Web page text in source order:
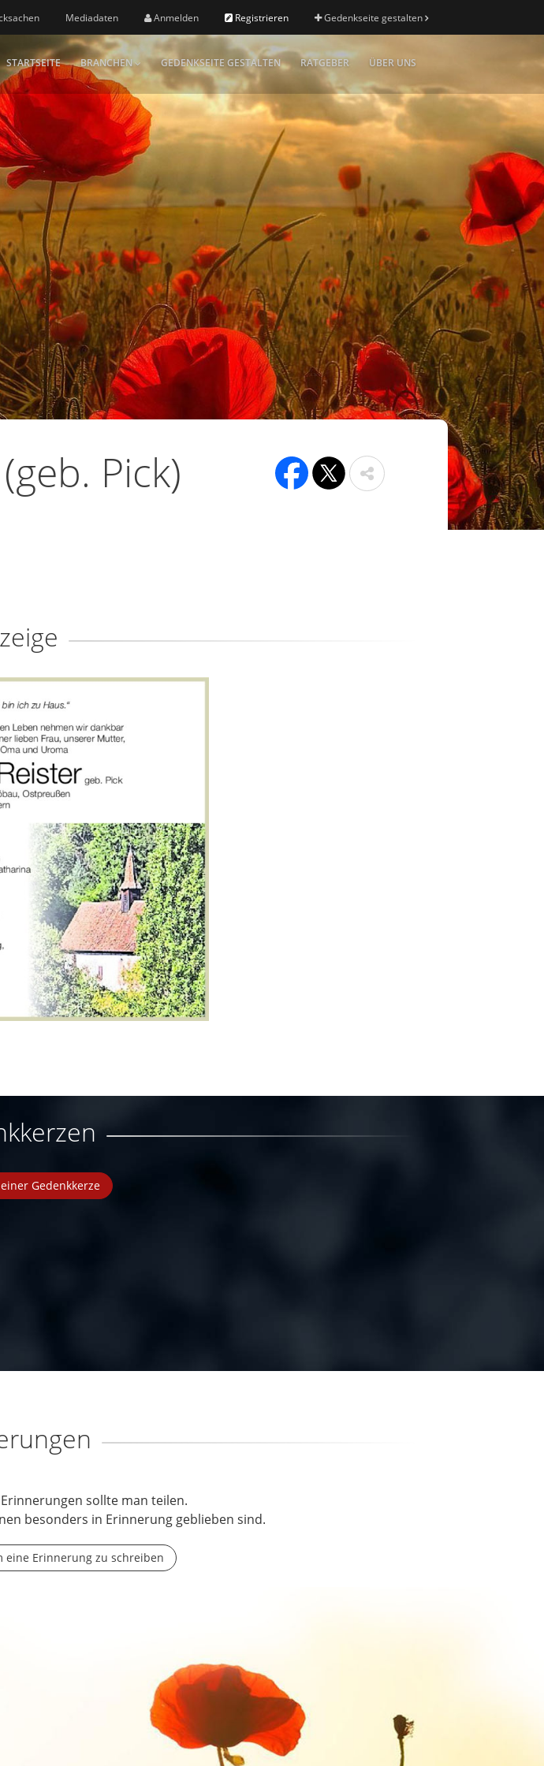
Mediadaten Anmelden Registrieren Gedenkseite gestalten
STARTSEITE BRANCHEN GEDENKSEITE GESTALTEN RATGEBER ÜBER UNS
Pick)
Gedenkkerze
sollte man teilen.
besonders in Erinnerung geblieben sind.
eine Erinnerung zu schreiben